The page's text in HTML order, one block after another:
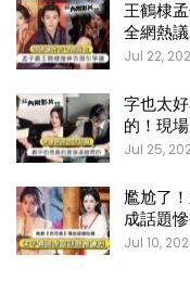
王鶴棣
全網熱
Jul 22,
字也太
的！現
Jul 25,
尷尬了
成話題
Jul 10,